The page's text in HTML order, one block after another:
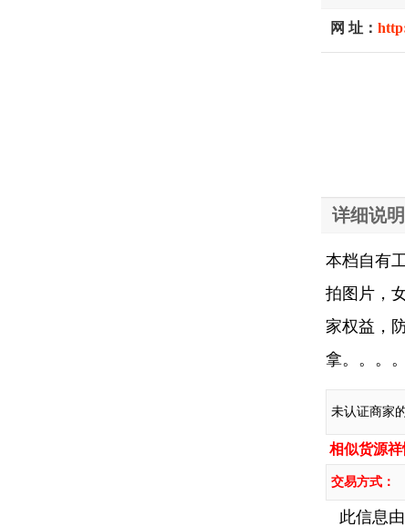
网 址：
详细说
本档自有
拍图片，
家权益，
拿。。。
未认证商家
相似货源祥
交易方式：
此信息